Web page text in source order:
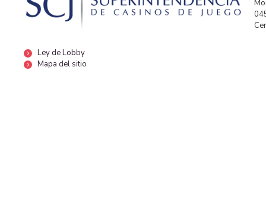
Ley de Lobby
Mapa del sitio